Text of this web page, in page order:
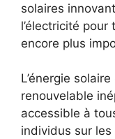
solaires
l’électricité
encore plus
L’énergie
renouvelable
accessible ‌à​
individus sur